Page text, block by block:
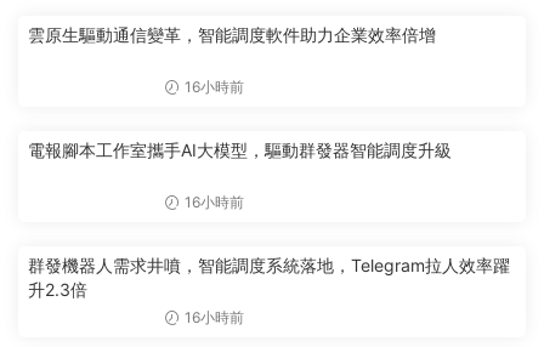
雲原生驅動通信變革，智能調度軟件助力企業效率倍增
16小時前
電報腳本工作室攜手AI大模型，驅動群發器智能調度升級
16小時前
群發機器人需求井噴，智能調度系統落地，Telegram拉人效率躍
升2.3倍
16小時前